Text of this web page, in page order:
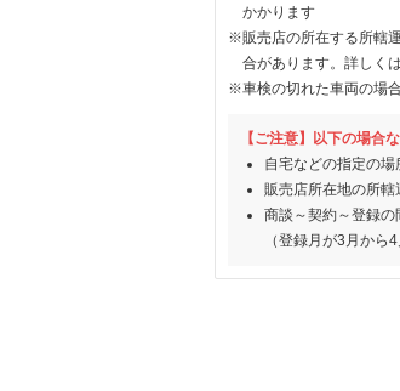
かかります
※販売店の所在する所轄
合があります。詳しく
※車検の切れた車両の場
【ご注意】以下の場合
自宅などの指定の
販売店所在地の所
商談～契約～登録
（登録月が3月から